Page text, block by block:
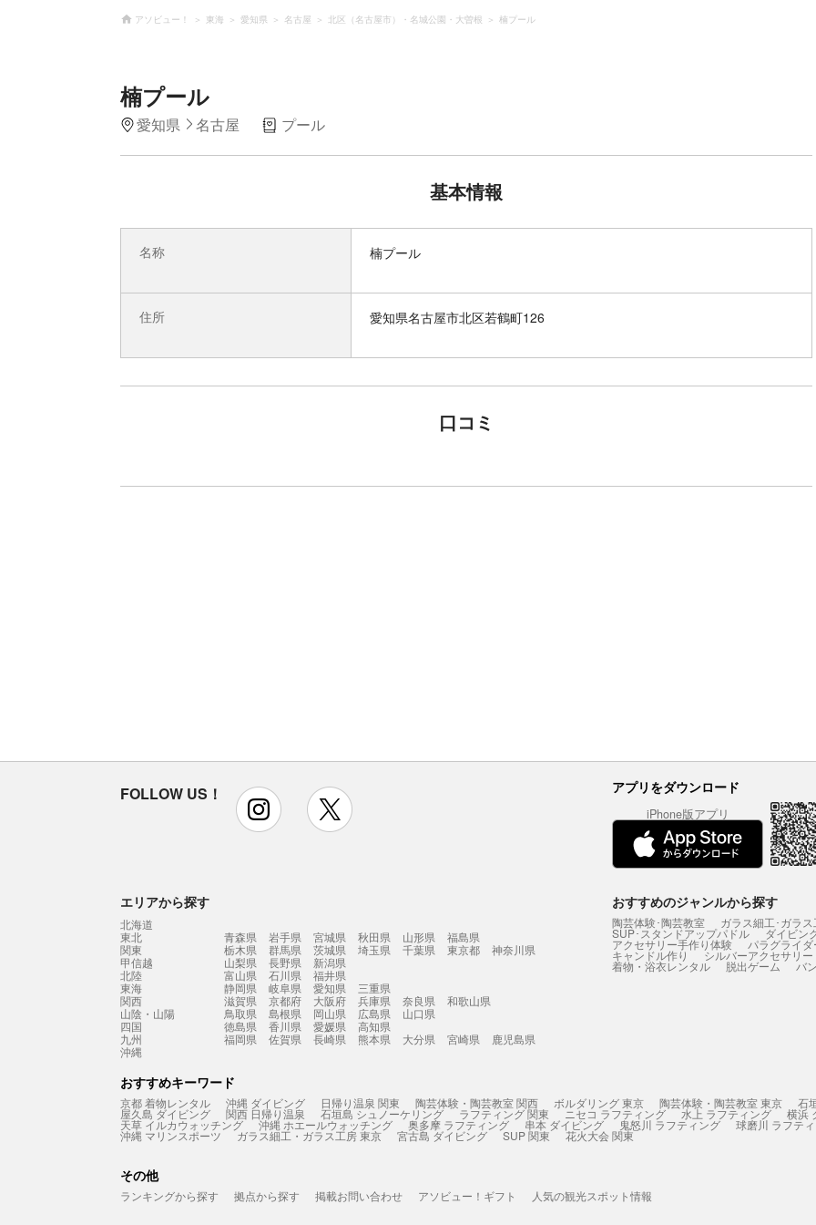
アソビュー！ 東海 愛知県 名古屋 北区（名古屋市）・名城公園・大曽根 楠プール
楠プール
愛知県 名古屋 プール
基本情報
名称 楠プール
住所 愛知県名古屋市北区若鶴町126
口コミ
FOLLOW US！ instagram アプリをダウンロード
iPhone版アプリ
エリアから探す
北海道
東北
青森県 岩手県 宮城県 秋田県 山形県
福島県
関東
栃木県 群馬県 茨城県 埼玉県 千葉県 東京都
神奈川県
甲信越
山梨県 長野県
新潟県
北陸
富山県 石川県
福井県
東海
静岡県 岐阜県 愛知県
三重県
関西
滋賀県 京都府 大阪府 兵庫県 奈良県
和歌山県
山陰・山陽
鳥取県 島根県 岡山県 広島県
山口県
四国
徳島県 香川県 愛媛県
高知県
九州
福岡県 佐賀県 長崎県 熊本県 大分県 宮崎県
鹿児島県
沖縄
おすすめのジャンルから探す
陶芸体験･陶芸教室 ガラス細工･ガラ
SUP･スタンドアップパドル ダイビン
アクセサリー手作り体験 パラグライダ
キャンドル作り シルバーアクセサリ
着物・浴衣レンタル 脱出ゲーム バ
おすすめキーワード
京都 着物レンタル 沖縄 ダイビング 日帰り温泉 関東 陶芸体験・陶芸教室 関西 ボルダリング 東京 陶芸体験・陶芸教室 東京 石
屋久島 ダイビング 関西 日帰り温泉 石垣島 シュノーケリング ラフティング 関東 ニセコ ラフティング 水上 ラフティング 横浜
天草 イルカウォッチング 沖縄 ホエールウォッチング 奥多摩 ラフティング 串本 ダイビング 鬼怒川 ラフティング 球磨川 ラフテ
沖縄 マリンスポーツ ガラス細工・ガラス工房 東京 宮古島 ダイビング SUP 関東 花火大会 関東
その他
ランキングから探す 拠点から探す 掲載お問い合わせ アソビュー！ギフト 人気の観光スポット情報